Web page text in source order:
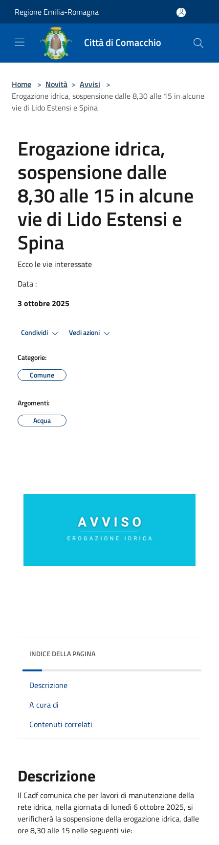
Regione Emilia-Romagna
Città di Comacchio
Home > Novità > Avvisi >
Erogazione idrica, sospensione dalle 8,30 alle 15 in alcune
vie di Lido Estensi e Spina
Erogazione idrica,
sospensione dalle
8,30 alle 15 in alcune
vie di Lido Estensi e
Spina
Ecco le vie interessate
Data :
3 ottobre 2025
Condividi Vedi azioni
Categorie:
Comune
Argomenti:
Acqua
INDICE DELLA PAGINA
Descrizione
A cura di
Contenuti correlati
Descrizione
Il Cadf comunica che per lavori di manutenzione della
rete idrica, nella giornata di lunedì 6 ottobre 2025, si
verificherà la sospensione della erogazione idrica, dalle
ore 8,30 alle 15 nelle seguenti vie: